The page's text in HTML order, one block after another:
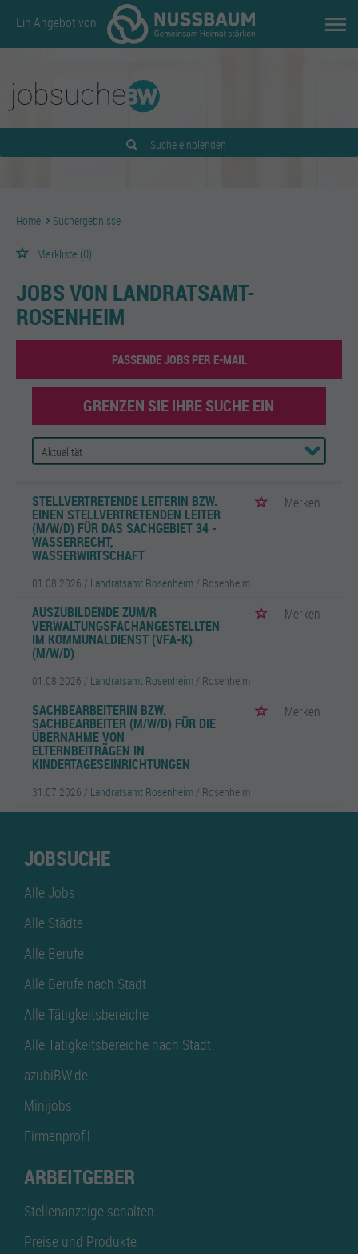
Ein Angebot von
Suche einblenden
Home Suchergebnisse
Merkliste (0)
JOBS VON LANDRATSAMT-
ROSENHEIM
PASSENDE JOBS PER E-MAIL
GRENZEN SIE IHRE SUCHE EIN
STELLVERTRETENDE LEITERIN BZW.
EINEN STELLVERTRETENDEN LEITER
(M/W/D) FÜR DAS SACHGEBIET 34 -
WASSERRECHT,
WASSERWIRTSCHAFT
Merken
01.08.2026 / Landratsamt Rosenheim / Rosenheim
AUSZUBILDENDE ZUM/R
VERWALTUNGSFACHANGESTELLTEN
IM KOMMUNALDIENST (VFA-K)
(M/W/D)
Merken
01.08.2026 / Landratsamt Rosenheim / Rosenheim
SACHBEARBEITERIN BZW.
SACHBEARBEITER (M/W/D) FÜR DIE
ÜBERNAHME VON
ELTERNBEITRÄGEN IN
KINDERTAGESEINRICHTUNGEN
Merken
31.07.2026 / Landratsamt Rosenheim / Rosenheim
JOBSUCHE
Alle Jobs
Alle Städte
Alle Berufe
Alle Berufe nach Stadt
Alle Tätigkeitsbereiche
Alle Tätigkeitsbereiche nach Stadt
azubiBW.de
Minijobs
Firmenprofil
ARBEITGEBER
Stellenanzeige schalten
Preise und Produkte